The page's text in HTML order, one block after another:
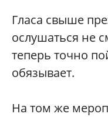
Гласа свыше
ослушаться не
теперь точно
обязывает.
На том же